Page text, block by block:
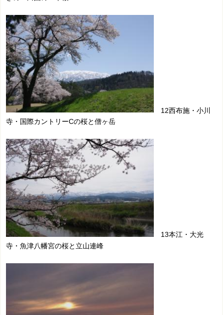
12西布施・小川
寺・国際カントリーCの桜と僧ヶ岳
13本江・大光
寺・魚津八幡宮の桜と立山連峰